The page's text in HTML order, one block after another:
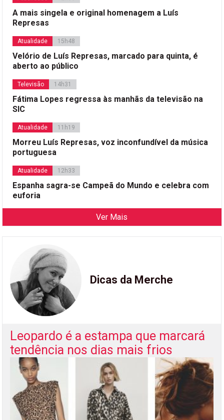
A mais singela e original homenagem a Luís
Represas
Atualidade 15h48
Velório de Luís Represas, marcado para quinta, é
aberto ao público
Televisão 14h31
Fátima Lopes regressa às manhãs da televisão na
SIC
Atualidade 11h19
Morreu Luís Represas, voz inconfundível da música
portuguesa
Atualidade 12h33
Espanha sagra-se Campeã do Mundo e celebra com
euforia
Ver Mais
Dicas da Merche
Leopardo é a estampa que marcará
tendência nos dias mais frios